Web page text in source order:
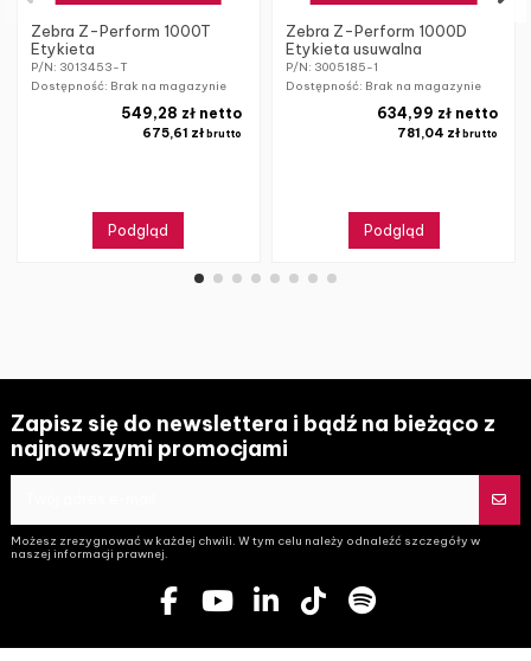
Zebra Z-Perform 1000T
Etykieta
P/N: 3013453-T
Dostępność: Brak na magazynie
675,61 złbrutto
549,28 zł netto
Podgląd
Zebra Z-Perform 1000D
Etykieta usuwalna
P/N: 3005185-1
Dostępność: Brak na magazynie
781,04 zł brutto
634,99 zł netto
Podgląd
Zapisz się do newslettera i bądź na bieżąco z
najnowszymi promocjami
Możesz zrezygnować w każdej chwili. W tym celu należy odnaleźć szczegóły w
naszej informacji prawnej.